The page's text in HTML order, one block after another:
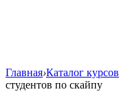
Главная›Каталог курсов
студентов по cкайпу